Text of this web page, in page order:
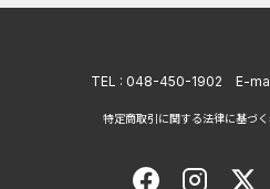
TEL : 048-450-1902 E-
特定商取引に関する法律に基づ